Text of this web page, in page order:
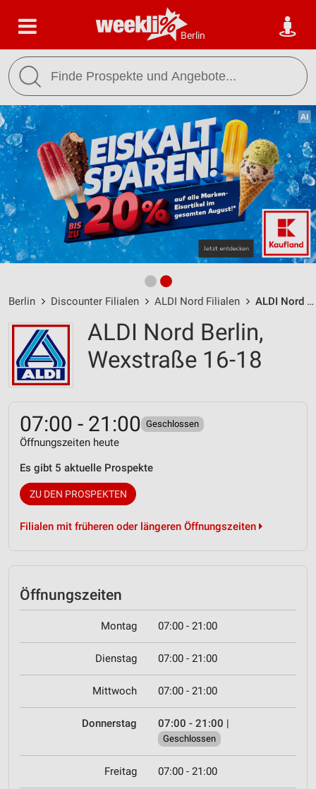
Berlin
Berlin Discounter Filialen ALDI Nord Filialen ALDI Nord Berlin / Wexstraße 16-18 - Öffnungszeiten & Adresse
ALDI Nord Berlin,
Wexstraße 16-18
07:00 - 21:00 Geschlossen
Öffnungszeiten heute
Es gibt 5 aktuelle Prospekte
ZU DEN PROSPEKTEN
Filialen mit früheren oder längeren Öffnungszeiten
Öffnungszeiten
Montag 07:00 - 21:00
Dienstag 07:00 - 21:00
Mittwoch 07:00 - 21:00
Donnerstag 07:00 - 21:00 |
Geschlossen
Freitag 07:00 - 21:00